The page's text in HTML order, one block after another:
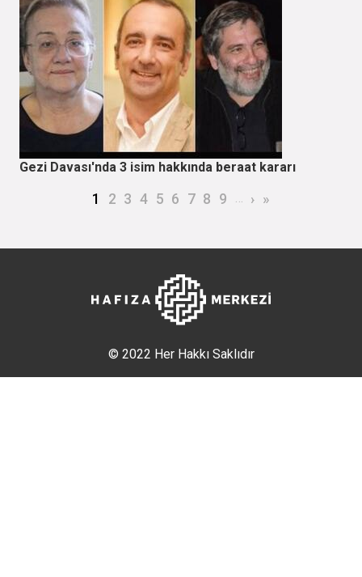
Gezi Davası'nda 3 isim hakkında beraat kararı
Şu an kullanılan sayfa
1 Page
2 Page
3 Page
4 Page
5 Page
6 Page
7 Page
8 Page
9 … Sonraki sayfa
› Son sayfa
»
© 2022 Her Hakkı Saklıdır